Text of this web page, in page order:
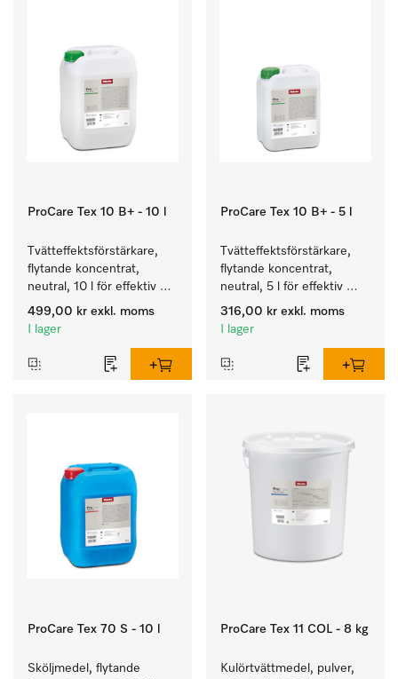
ProCare Tex 10 B+ - 10 l
Tvätteffektsförstärkare,
flytande koncentrat,
neutral, 10 l för effektiv
borttagning av fettbaserad
smuts.
499,00 kr exkl. moms
I lager
ProCare Tex 10 B+ - 5 l
Tvätteffektsförstärkare,
flytande koncentrat,
neutral, 5 l för effektiv
borttagning av fettbaserad
smuts.
316,00 kr exkl. moms
I lager
ProCare Tex 70 S - 10 l
Sköljmedel, flytande
ProCare Tex 11 COL - 8 kg
Kulörtvättmedel, pulver,